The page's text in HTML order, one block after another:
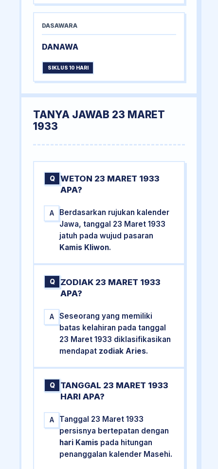
DASAWARA
DANAWA
SIKLUS 10 HARI
TANYA JAWAB 23 MARET
1933
Q
WETON 23 MARET 1933
APA?
A
Berdasarkan rujukan kalender
Jawa, tanggal 23 Maret 1933
jatuh pada wujud pasaran
Kamis Kliwon.
Q
ZODIAK 23 MARET 1933
APA?
A
Seseorang yang memiliki
batas kelahiran pada tanggal
23 Maret 1933 diklasifikasikan
mendapat zodiak Aries.
Q
TANGGAL 23 MARET 1933
HARI APA?
A
Tanggal 23 Maret 1933
persisnya bertepatan dengan
hari Kamis pada hitungan
penanggalan kalender Masehi.